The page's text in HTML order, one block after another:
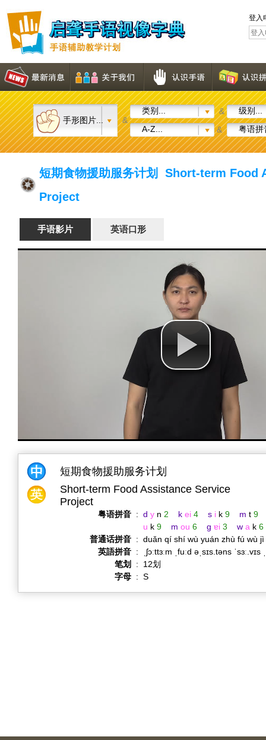
登入
手形图片... &
类别... &
级别...
A-Z...
& 粤语拼
短期食物援助服务计划 Short-term Food
Project
手语影片 英语口形
短期食物援助服务计划
Short-term Food Assistance Service
Project
粤语拼音 : d y n 2 k ei 4 s i k 9 m t 9
u k 9 m ou 6 g ɐi 3 w a k 6
普通话拼音 : duǎn qí shí wù yuán zhù fú wù
英語拼音 :
ˌʃɔːttɜːm ˌfuːd əˌsɪs.təns
笔划
:
12划
字母 : S